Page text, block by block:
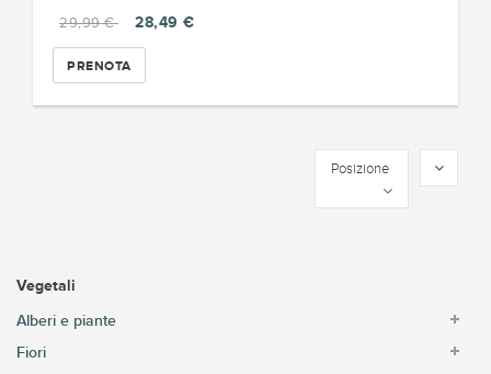
29,99 €
28,49 €
PRENOTA
Posizione
Vegetali
Alberi e piante
Fiori